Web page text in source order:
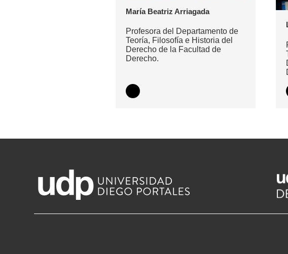
María Beatriz Arriagada
Profesora del Departamento de
Teoría, Filosofía e Historia del
Derecho de la Facultad de
Derecho.